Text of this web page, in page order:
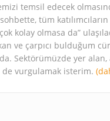
temsil edecek
tüm
kolay olmasa da”
ve çarpıcı bulduğum
Sektörümüzde yer
vurgulamak isterim.